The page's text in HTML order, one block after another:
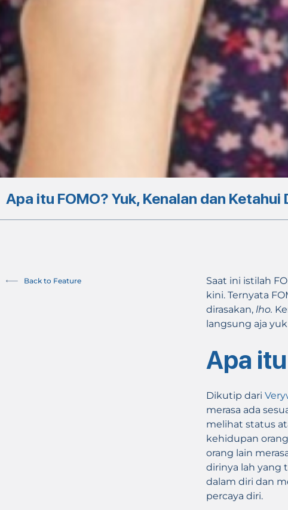
Apa itu FOMO? Yuk, Kenalan dan
Back to Feature Saat ini istilah
kini. Ternyata
dirasakan, lho.
langsung aja
Apa
Dikutip dari
merasa ada
melihat status
kehidupan
orang lain
dirinya lah yang
dalam diri dan
percaya diri.